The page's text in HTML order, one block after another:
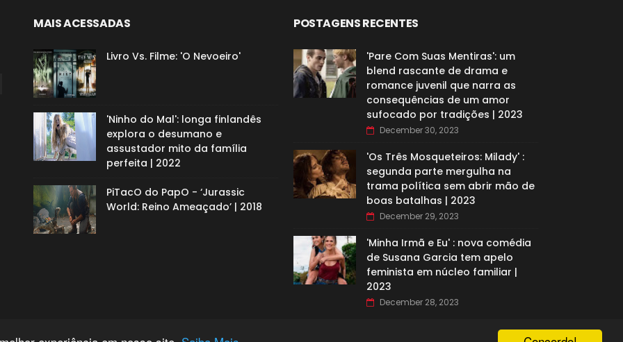
MAIS ACESSADAS
Livro Vs. Filme: 'O Nevoeiro'
'Ninho do Mal': longa finlandês
explora o desumano e
assustador mito da família
perfeita | 2022
PiTacO do PapO - ‘Jurassic
World: Reino Ameaçado’ | 2018
POSTAGENS RECENTES
'Pare Com Suas Mentiras': um
blend rascante de drama e
romance juvenil que narra as
consequências de um amor
sufocado por tradições | 2023
December 30, 2023
'Os Três Mosqueteiros: Milady' :
segunda parte mergulha na
trama política sem abrir mão de
boas batalhas | 2023
December 29, 2023
'Minha Irmã e Eu' : nova comédia
de Susana Garcia tem apelo
feminista em núcleo familiar |
2023
December 28, 2023